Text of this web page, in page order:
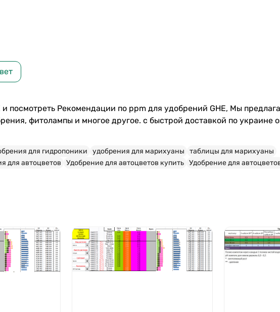
посмотреть Рекомендации по ppm для удобрений GHE, Мы
фитолампы и многое другое. с быстрой доставкой по украине
для гидропоники удобрения для марихуаны
таблицы для марихуаны
для автоцветов Удобрение для автоцветов купить Удобрение для